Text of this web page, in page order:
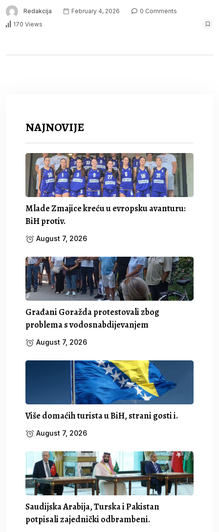
Redakcija February 4, 2026
0 Comments
170 Views
NAJNOVIJE
Mlade Zmajice kreću u evropsku avanturu:
BiH protiv.
August 7, 2026
Građani Goražda protestovali zbog
problema s vodosnabdijevanjem
August 7, 2026
Više domaćih turista u BiH, strani gosti i.
August 7, 2026
Saudijska Arabija, Turska i Pakistan
potpisali zajednički odbrambeni.